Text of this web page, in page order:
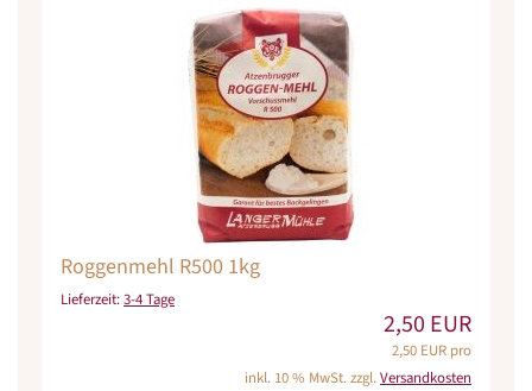
Roggenmehl R500 1kg
Lieferzeit:3-4 Tage
2,50 EUR
2,50 EUR pro
inkl. 10 % MwSt. zzgl.Versandkosten